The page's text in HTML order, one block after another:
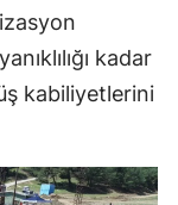
kadar
kabiliyetlerini